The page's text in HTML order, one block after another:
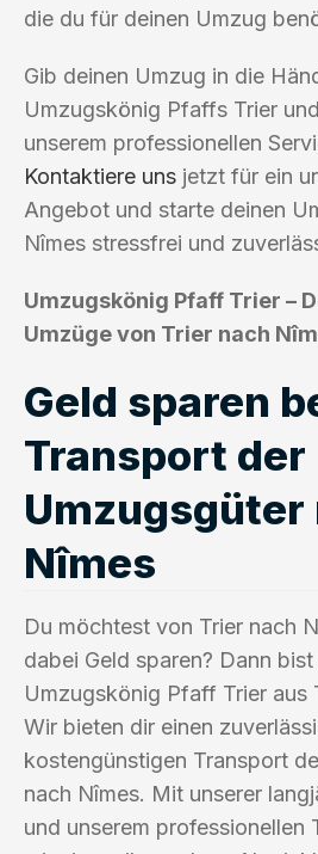
die du für deinen Umzug
Gib deinen Umzug in die
Umzugskönig Pfaffs Trier
unserem professionellen
Kontaktiere uns jetzt für ein
Angebot und starte deinen
Nîmes stressfrei und
Umzugskönig Pfaff Trier –
Umzüge von Trier nach
Geld sparen
Transport der
Umzugsgüter
Nîmes
Du möchtest von Trier nach
dabei Geld sparen? Dann
Umzugskönig Pfaff Trier aus
Wir bieten dir einen
kostengünstigen Transport
nach Nîmes. Mit unserer
und unserem professionellen